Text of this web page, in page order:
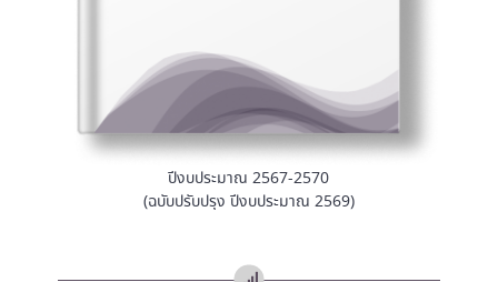
ปีงบประมาณ 2567-2570
(ฉบับปรับปรุง ปีงบประมาณ 2569)